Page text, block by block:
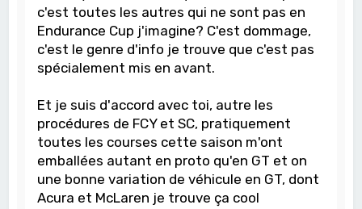
c'est toutes les autres qui ne sont pas en
Endurance Cup j'imagine? C'est dommage,
c'est le genre d'info je trouve que c'est pas
spécialement mis en avant.
Et je suis d'accord avec toi, autre les
procédures de FCY et SC, pratiquement
toutes les courses cette saison m'ont
emballées autant en proto qu'en GT et on
une bonne variation de véhicule en GT, dont
Acura et McLaren je trouve ça cool